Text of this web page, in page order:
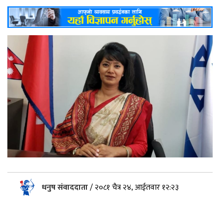
धनुष संवाददाता/२०८१ चैत्र २४, आईतवार १२:२३